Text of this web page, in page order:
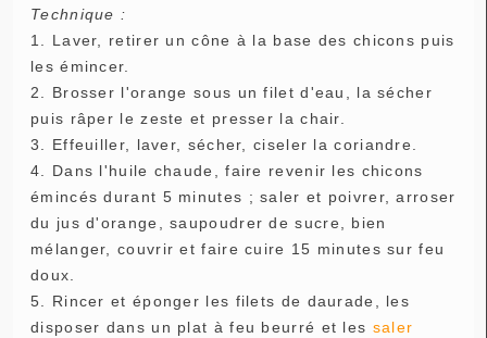
Technique :
1. Laver, retirer un cône à la base des chicons puis
les émincer.
2. Brosser l'orange sous un filet d'eau, la sécher
puis râper le zeste et presser la chair.
3. Effeuiller, laver, sécher, ciseler la coriandre.
4. Dans l'huile chaude, faire revenir les chicons
émincés durant 5 minutes ; saler et poivrer, arroser
du jus d'orange, saupoudrer de sucre, bien
mélanger, couvrir et faire cuire 15 minutes sur feu
doux.
5. Rincer et éponger les filets de daurade, les
disposer dans un plat à feu beurré et les saler